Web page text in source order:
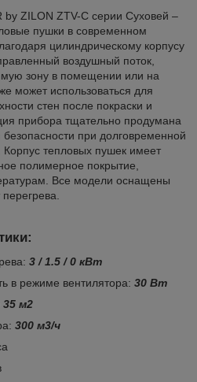
by ZILON ZTV-С серии Суховей –
пушки в современном
цилиндрическому корпусу
воздушный поток,
зону в помещении или на
может использоваться для
стен после покраски и
прибора тщательно продумана
при долговременной
тепловых пушек имеет
полимерное покрытие,
Все модели оснащены
:
3 / 1.5 / 0 кВт
в режиме вентилятора: 30 Вт
35 м2
300 м3/ч